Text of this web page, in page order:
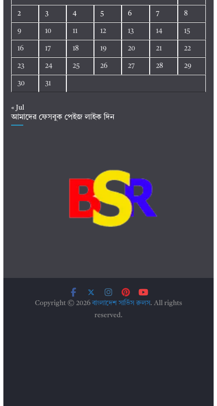
2 3 4 5 6 7 8
9 10 11 12 13 14 15
16 17 18 19 20 21 22
23 24 25 26 27 28 29
30 31
« Jul
আমাদের ফেসবুক পেইজ লাইক দিন
Copyright © 2026বাংলাদেশ সার্ভিস রুলস. All rights
reserved.